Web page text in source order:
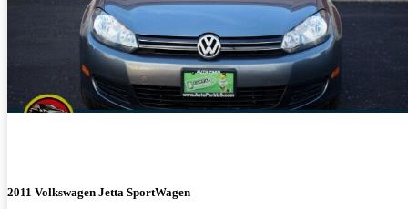
2011 Volkswagen Jetta SportWagen